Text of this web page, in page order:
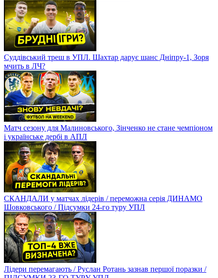
Суддівський треш в УПЛ. Шахтар дарує шанс Дніпру-1, Зоря
мчить в ЛЧ?
Матч сезону для Малиновського, Зінченко не стане чемпіоном
і українське дербі в АПЛ
СКАНДАЛИ у матчах лідерів / переможна серія ДИНАМО
Шовковського / Підсумки 24-го туру УПЛ
Лідери перемагають / Руслан Ротань зазнав першої поразки /